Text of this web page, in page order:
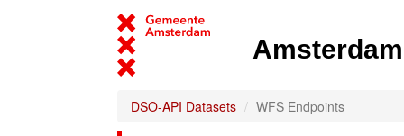
DSO-API Datasets WFS Endpoints